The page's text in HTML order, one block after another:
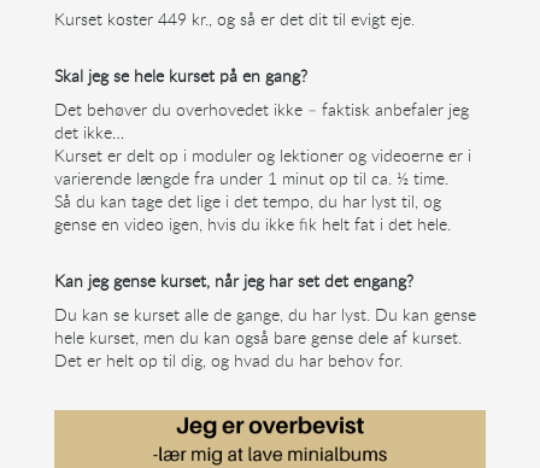
Kurset koster 449 kr., og så er det dit til evigt eje.
Skal jeg se hele kurset på en gang?
Det behøver du overhovedet ikke – faktisk anbefaler jeg
det ikke…
Kurset er delt op i moduler og lektioner og videoerne er i
varierende længde fra under 1 minut op til ca. ½ time.
Så du kan tage det lige i det tempo, du har lyst til, og
gense en video igen, hvis du ikke fik helt fat i det hele.
Kan jeg gense kurset, når jeg har set det engang?
Du kan se kurset alle de gange, du har lyst. Du kan gense
hele kurset, men du kan også bare gense dele af kurset.
Det er helt op til dig, og hvad du har behov for.